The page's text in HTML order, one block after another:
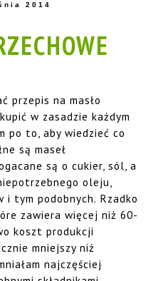
2014
przepis na masło
w zasadzie każdym
po to, aby wiedzieć co
są maseł
są o cukier, sól, a
oleju,
tym podobnych. Rzadko
zawiera więcej niż 60-
koszt produkcji
mniejszy niż
najczęściej